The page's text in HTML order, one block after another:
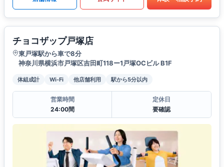
チョコザップ戸塚店
東戸塚駅から車で8分
神奈川県横浜市戸塚区吉田町118ー1戸塚OCビル B1F
体組成計 Wi-Fi 他店舗利用 駅から5分以内
営業時間
24:00間
定休日
要確認